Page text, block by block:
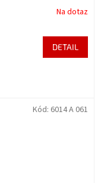
Na dotaz
DETAIL
Kód: 6014 A 061